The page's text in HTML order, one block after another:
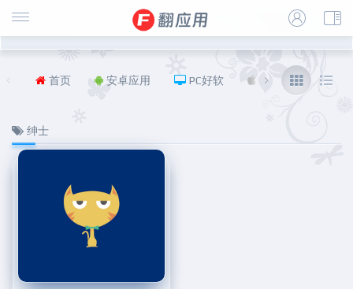
首页 安卓应用 PC好软 iOS 福利
绅士